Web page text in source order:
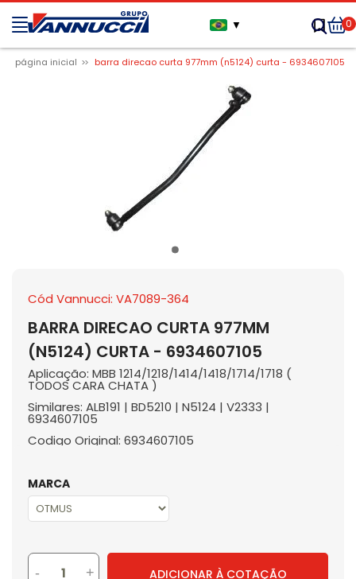
▼ 0
página inicial barra direcao curta 977mm (n5124) curta - 6934607105
Cód Vannucci: VA7089-364
BARRA DIRECAO CURTA 977MM
(N5124) CURTA - 6934607105
Aplicação: MBB 1214/1218/1414/1418/1714/1718 (
TODOS CARA CHATA )
Similares: ALB191 | BD5210 | N5124 | V2333 |
6934607105
Codigo Original: 6934607105
MARCA
- + ADICIONAR À COTAÇÃO